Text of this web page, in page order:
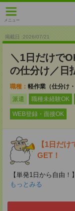
メニュー
掲載日 :2026/07/21
＼1日だけで
の仕分け／日
職種： 軽作業（仕分け
派遣
職種未経験OK
WEB登録・面接OK
【1日だ
GET！
【単発1日から自由
もっとみる